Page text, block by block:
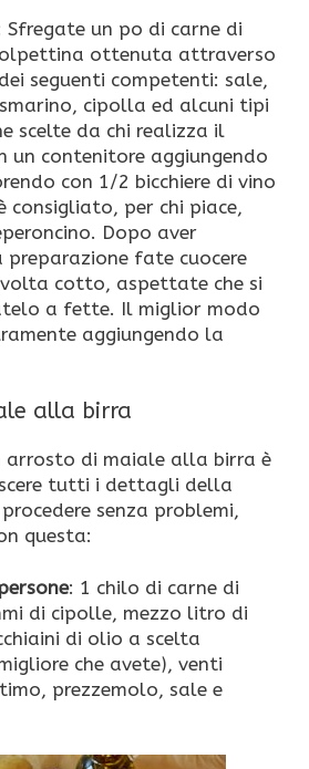
Sfregate un po di carne di
ottenuta attraverso
seguenti competenti: sale,
cipolla ed alcuni tipi
scelte da chi realizza il
contenitore aggiungendo
con 1/2 bicchiere di vino
consigliato, per chi piace,
Dopo aver
fate cuocere
cotto, aspettate che si
a fette. Il miglior modo
aggiungendo la
alla birra
arrosto di maiale alla birra è
tutti i dettagli della
senza problemi,
questa:
: 1 chilo di carne di
di cipolle, mezzo litro di
di olio a scelta
che avete), venti
prezzemolo, sale e